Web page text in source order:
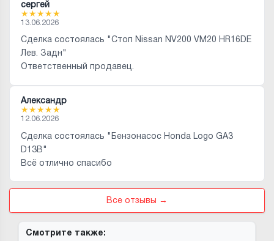
сергей
★★★★★
13.06.2026
Сделка состоялась "Стоп Nissan NV200 VM20 HR16DE
Лев. Задн"
Ответственный продавец.
Александр
★★★★★
12.06.2026
Сделка состоялась "Бензонасос Honda Logo GA3
D13B"
Всё отлично спасибо
Все отзывы →
Смотрите также: